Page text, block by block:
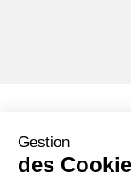
Gestion
des